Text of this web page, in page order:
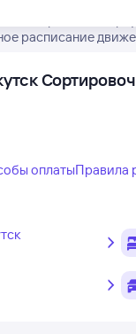
из Антропово в
расписание
оплатыПравила